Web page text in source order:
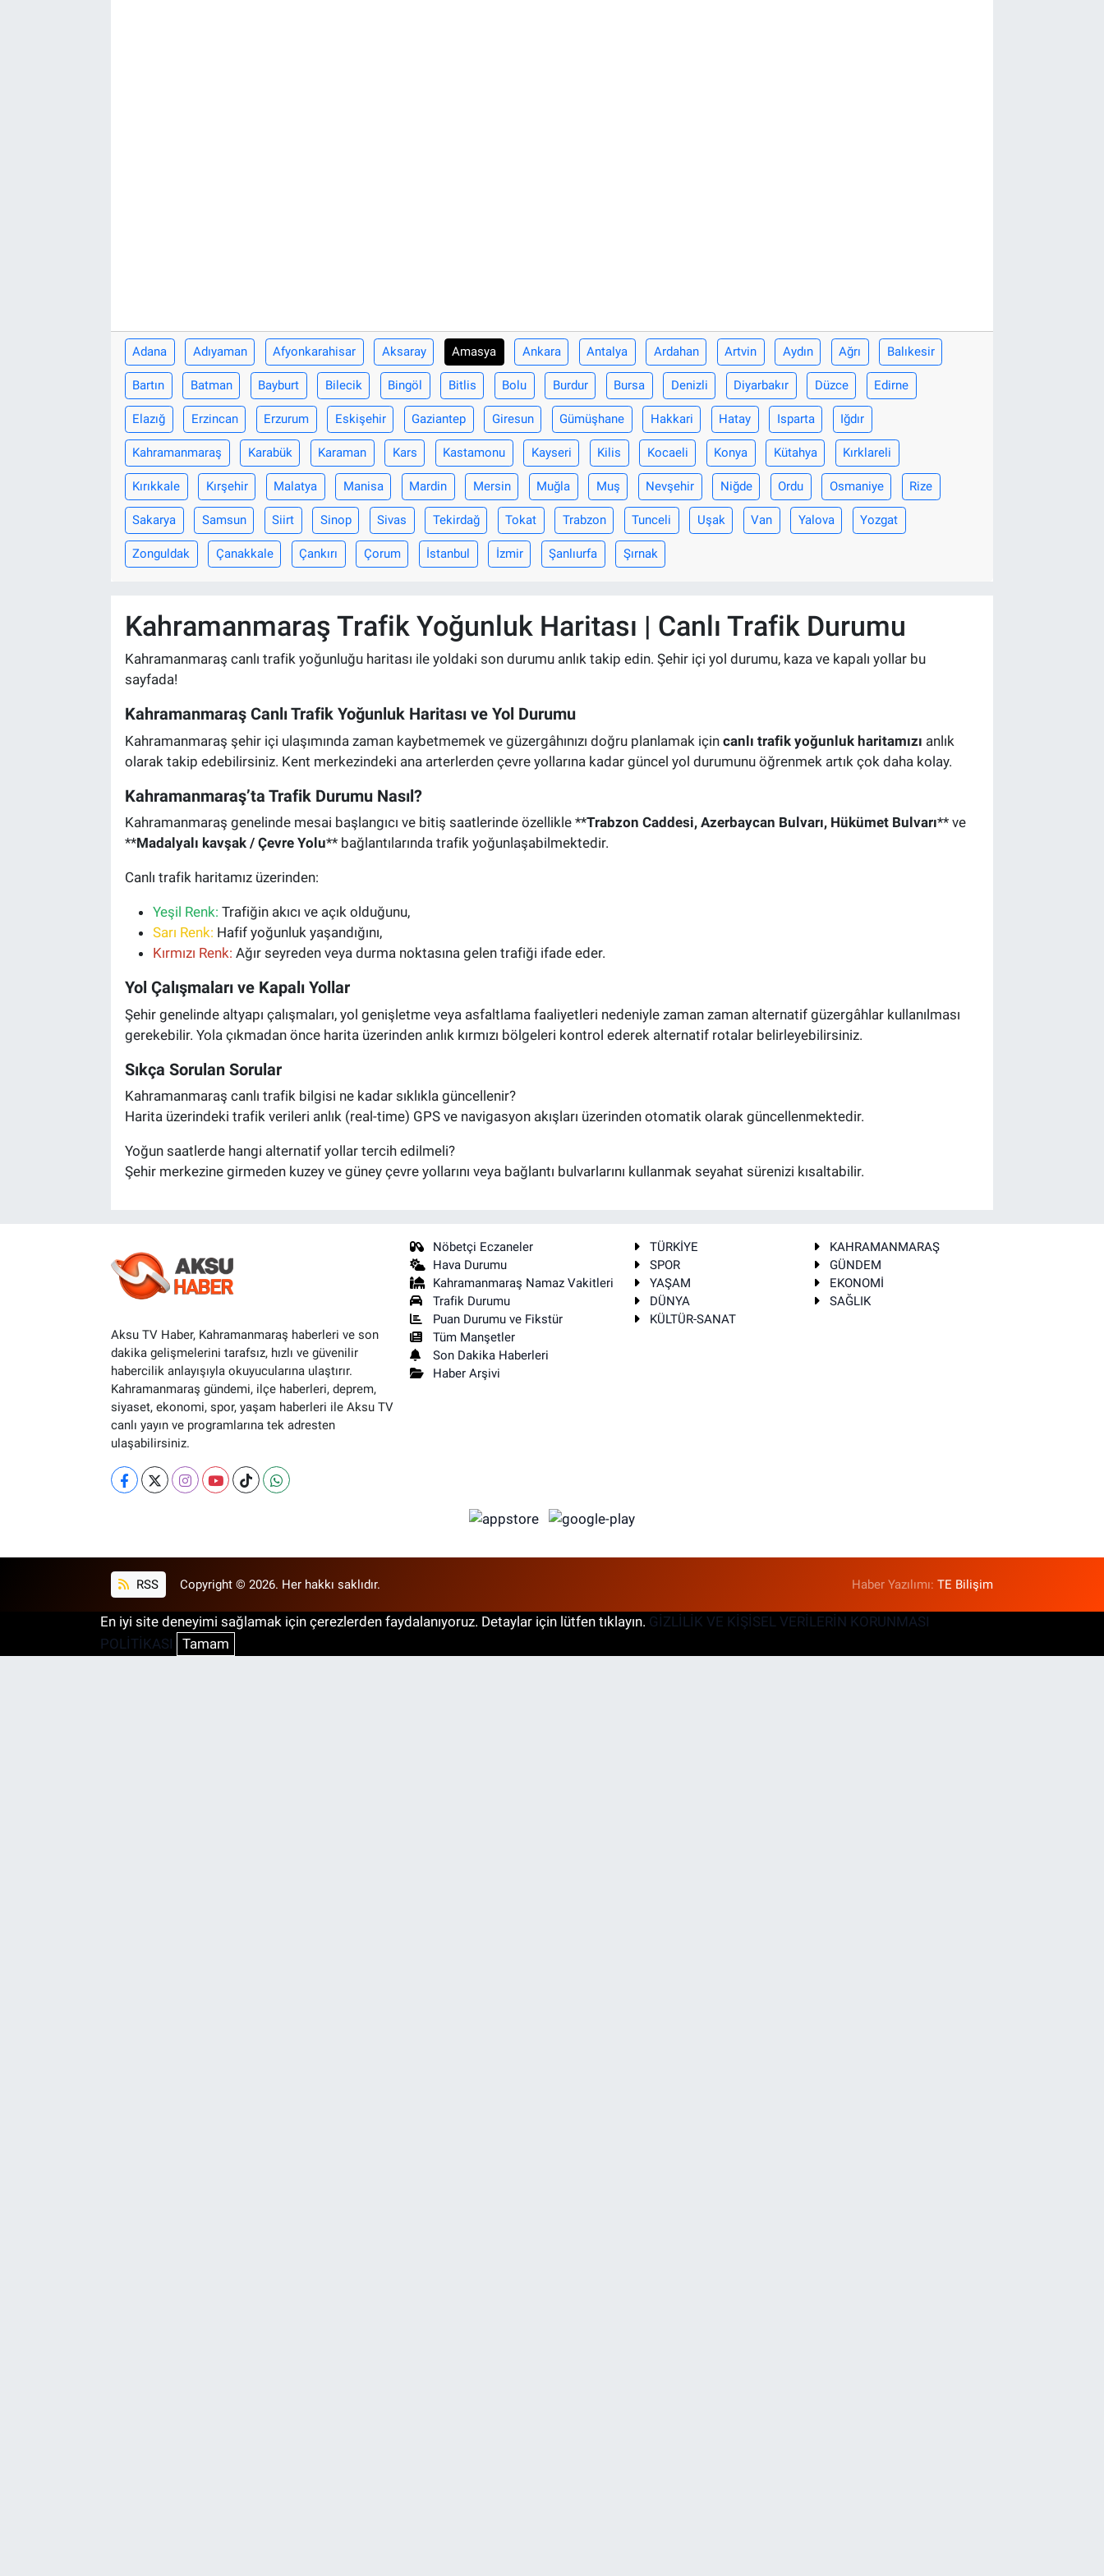
Adana Adıyaman Afyonkarahisar Aksaray Amasya Ankara Antalya Ardahan Artvin Aydın Ağrı Balıkesir
Bartın Batman Bayburt Bilecik Bingöl Bitlis Bolu Burdur Bursa Denizli Diyarbakır Düzce Edirne
Elazığ Erzincan Erzurum Eskişehir Gaziantep Giresun Gümüşhane Hakkari Hatay Isparta Iğdır
Kahramanmaraş Karabük Karaman Kars Kastamonu Kayseri Kilis Kocaeli Konya Kütahya Kırklareli
Kırıkkale Kırşehir Malatya Manisa Mardin Mersin Muğla Muş Nevşehir Niğde Ordu Osmaniye Rize
Sakarya Samsun Siirt Sinop Sivas Tekirdağ Tokat Trabzon Tunceli Uşak Van Yalova Yozgat
Zonguldak Çanakkale Çankırı Çorum İstanbul İzmir Şanlıurfa Şırnak
Kahramanmaraş Trafik Yoğunluk Haritası | Canlı Trafik Durumu
Kahramanmaraş canlı trafik yoğunluğu haritası ile yoldaki son durumu anlık takip edin. Şehir içi yol durumu, kaza ve kapalı yollar bu
sayfada!
Kahramanmaraş Canlı Trafik Yoğunluk Haritası ve Yol Durumu
Kahramanmaraş şehir içi ulaşımında zaman kaybetmemek ve güzergâhınızı doğru planlamak için canlı trafik yoğunluk haritamızı anlık
olarak takip edebilirsiniz. Kent merkezindeki ana arterlerden çevre yollarına kadar güncel yol durumunu öğrenmek artık çok daha kolay.
Kahramanmaraş’ta Trafik Durumu Nasıl?
Kahramanmaraş genelinde mesai başlangıcı ve bitiş saatlerinde özellikle **Trabzon Caddesi, Azerbaycan Bulvarı, Hükümet Bulvarı** ve
**Madalyalı kavşak / Çevre Yolu** bağlantılarında trafik yoğunlaşabilmektedir.
Canlı trafik haritamız üzerinden:
Yeşil Renk: Trafiğin akıcı ve açık olduğunu,
Sarı Renk: Hafif yoğunluk yaşandığını,
Kırmızı Renk: Ağır seyreden veya durma noktasına gelen trafiği ifade eder.
Yol Çalışmaları ve Kapalı Yollar
Şehir genelinde altyapı çalışmaları, yol genişletme veya asfaltlama faaliyetleri nedeniyle zaman zaman alternatif güzergâhlar kullanılması
gerekebilir. Yola çıkmadan önce harita üzerinden anlık kırmızı bölgeleri kontrol ederek alternatif rotalar belirleyebilirsiniz.
Sıkça Sorulan Sorular
Kahramanmaraş canlı trafik bilgisi ne kadar sıklıkla güncellenir?
Harita üzerindeki trafik verileri anlık (real-time) GPS ve navigasyon akışları üzerinden otomatik olarak güncellenmektedir.
Yoğun saatlerde hangi alternatif yollar tercih edilmeli?
Şehir merkezine girmeden kuzey ve güney çevre yollarını veya bağlantı bulvarlarını kullanmak seyahat sürenizi kısaltabilir.
Aksu TV Haber, Kahramanmaraş haberleri ve son
dakika gelişmelerini tarafsız, hızlı ve güvenilir
habercilik anlayışıyla okuyucularına ulaştırır.
Kahramanmaraş gündemi, ilçe haberleri, deprem,
siyaset, ekonomi, spor, yaşam haberleri ile Aksu TV
canlı yayın ve programlarına tek adresten
ulaşabilirsiniz.
Nöbetçi Eczaneler
Hava Durumu
Kahramanmaraş Namaz Vakitleri
Trafik Durumu
Puan Durumu ve Fikstür
Tüm Manşetler
Son Dakika Haberleri
Haber Arşivi
TÜRKİYE
KAHRAMANMARAŞ
SPOR
GÜNDEM
YAŞAM
EKONOMİ
DÜNYA
SAĞLIK
KÜLTÜR-SANAT
RSS Copyright © 2026. Her hakkı saklıdır. Haber Yazılımı:TE Bilişim
En iyi site deneyimi sağlamak için çerezlerden faydalanıyoruz. Detaylar için lütfen tıklayın. GİZLİLİK VE KİŞİSEL VERİLERİN KORUNMASI
POLİTİKASI
Tamam